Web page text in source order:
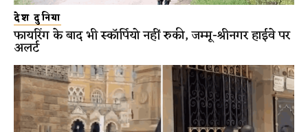
देश दुनिया
फायरिंग के बाद भी स्कॉर्पियो नहीं रुकी, जम्मू-श्रीनगर हाईवे पर
अलर्ट